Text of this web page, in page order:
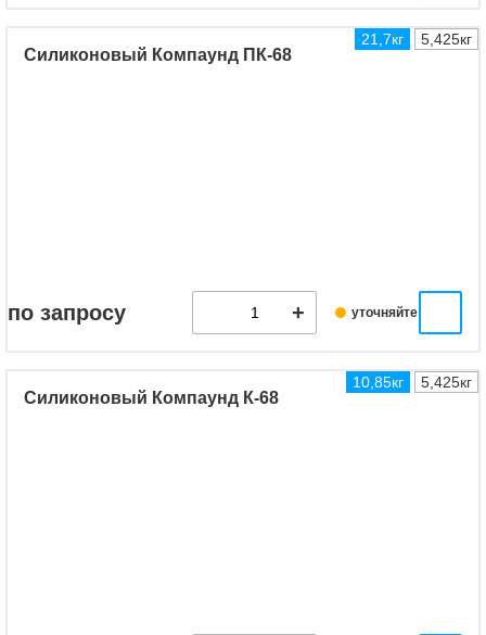
Силиконовый Компаунд ПК-68
уточняйте
21,7кг 5,425кг
по запросу
Силиконовый Компаунд К-68
10,85кг 5,425кг